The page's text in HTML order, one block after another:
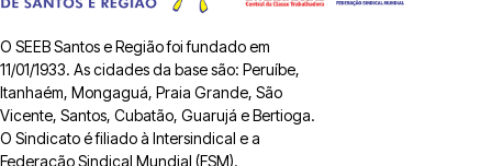
O SEEB Santos e Região foi fundado em
11/01/1933. As cidades da base são: Peruíbe,
Itanhaém, Mongaguá, Praia Grande, São
Vicente, Santos, Cubatão, Guarujá e Bertioga.
O Sindicato é filiado à Intersindical e a
Federação Sindical Mundial (FSM).